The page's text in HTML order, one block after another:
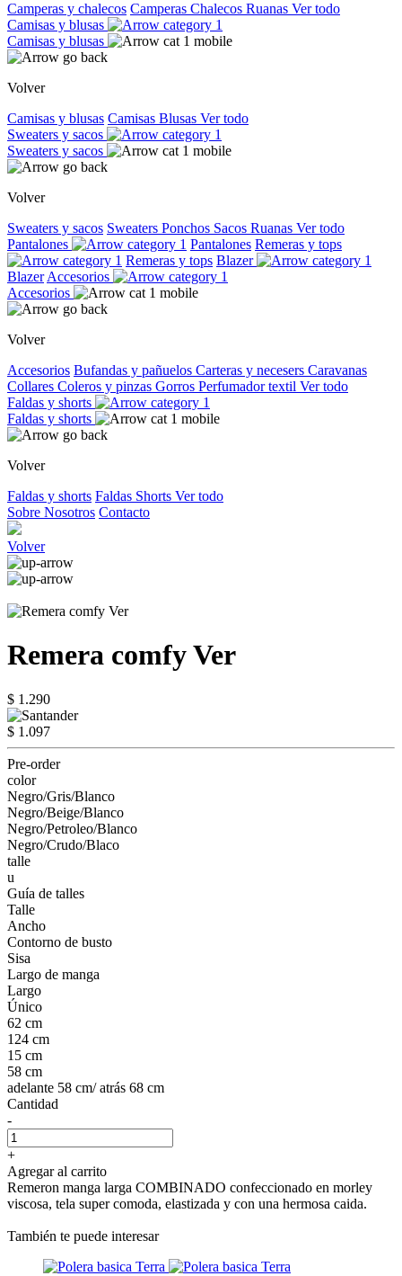
Camperas y chalecos Camperas Chalecos Ruanas Ver todo
Camisas y blusas
Camisas y blusas
Volver
Camisas y blusas Camisas Blusas Ver todo
Sweaters y sacos
Sweaters y sacos
Volver
Sweaters y sacos Sweaters Ponchos Sacos Ruanas Ver todo
Pantalones
Pantalones Remeras y tops
Remeras y tops Blazer
Blazer Accesorios
Accesorios
Volver
Accesorios Bufandas y pañuelos Carteras y necesers Caravanas
Collares Coleros y pinzas Gorros Perfumador textil Ver todo
Faldas y shorts
Faldas y shorts
Volver
Faldas y shorts Faldas Shorts Ver todo
Sobre Nosotros Contacto
Volver
Remera comfy Ver
$ 1.290
$ 1.097
Pre-order
color
Negro/Gris/Blanco
Negro/Beige/Blanco
Negro/Petroleo/Blanco
Negro/Crudo/Blaco
talle
u
Guía de talles
Talle
Ancho
Contorno de busto
Sisa
Largo de manga
Largo
Único
62 cm
124 cm
15 cm
58 cm
adelante 58 cm/ atrás 68 cm
Cantidad
-
+
Agregar al carrito
Remeron manga larga COMBINADO confeccionado en morley
viscosa, tela super comoda, elastizada y con una hermosa caida.
También te puede interesar